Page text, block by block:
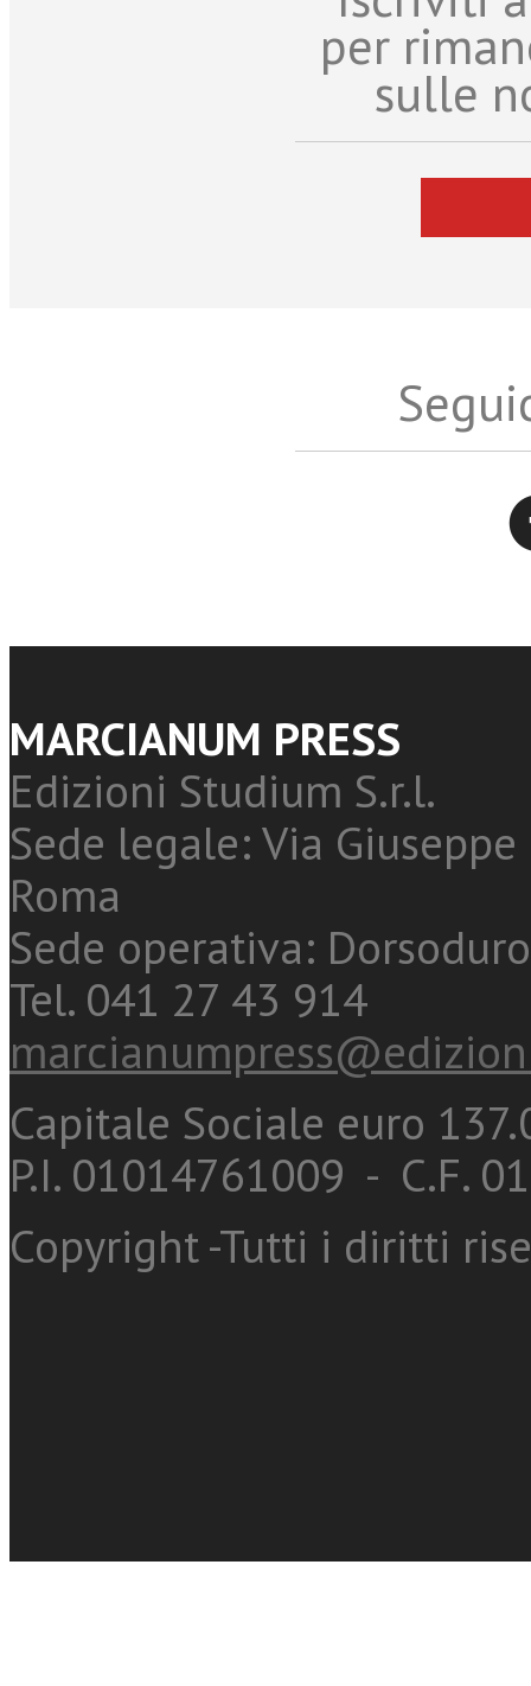
per
sulle
MARCIANUM PRESS
Edizioni Studium S.r.l.
Sede legale: Via
Roma
Sede operativa:
Tel. 041 27 43 914
Capitale Sociale euro
P.I. 01014761009 - C.F.
Copyright -Tutti i diritti